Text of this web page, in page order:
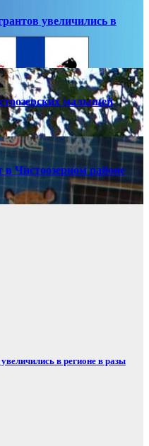
увеличились в
малышей
в Чистоозерном районе
в регионе в разы